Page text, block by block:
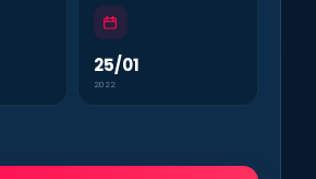
25/01
2022